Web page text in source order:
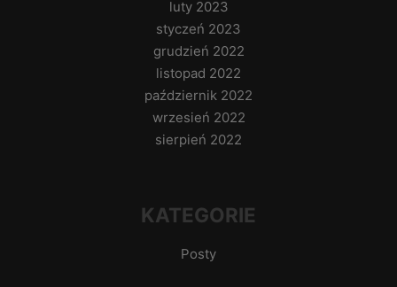
luty 2023
styczeń 2023
grudzień 2022
listopad 2022
październik 2022
wrzesień 2022
sierpień 2022
KATEGORIE
Posty